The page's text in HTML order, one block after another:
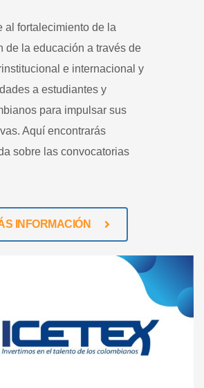
al fortalecimiento de la
de la educación a través de
e internacional y
a estudiantes y
para impulsar sus
Aquí encontrarás
sobre las convocatorias
INFORMACIÓN